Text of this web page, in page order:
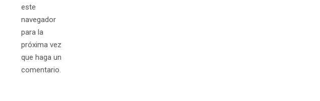
este
navegador
para la
próxima vez
que haga un
comentario.